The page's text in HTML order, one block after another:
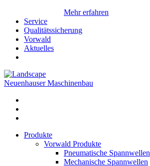
Mehr erfahren
Service
Qualitätssicherung
Vorwald
Aktuelles
Neuenhauser Maschinenbau
Produkte
Vorwald Produkte
Pneumatische Spannwellen
Mechanische Spannwellen